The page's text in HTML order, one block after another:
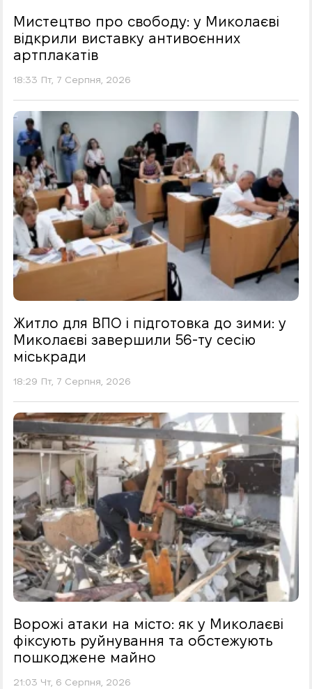
Мистецтво про свободу: у Миколаєві
відкрили виставку антивоєнних
артплакатів
18:33 Пт, 7 Серпня, 2026
Житло для ВПО і підготовка до зими: у
Миколаєві завершили 56-ту сесію
міськради
18:29 Пт, 7 Серпня, 2026
Ворожі атаки на місто: як у Миколаєві
фіксують руйнування та обстежують
пошкоджене майно
21:03 Чт, 6 Серпня, 2026